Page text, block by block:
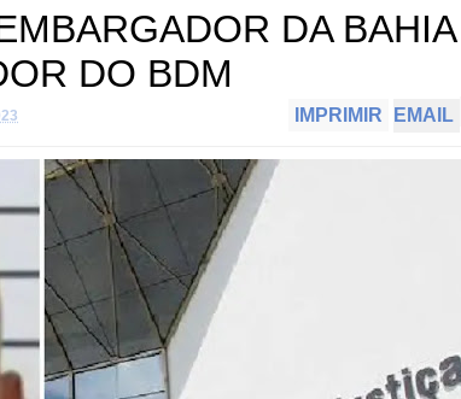
DA BAHIA
DO BDM
IMPRIMIR EMAIL